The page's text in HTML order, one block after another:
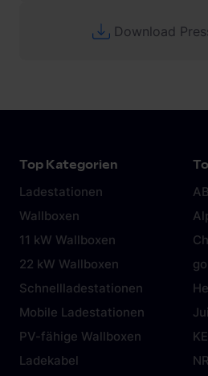
Download
Top Kategorien
Ladestationen
Wallboxen
11 kW Wallboxen
22 kW Wallboxen
Schnellladestationen
Mobile Ladestationen
PV-fähige Wallboxen
Ladekabel